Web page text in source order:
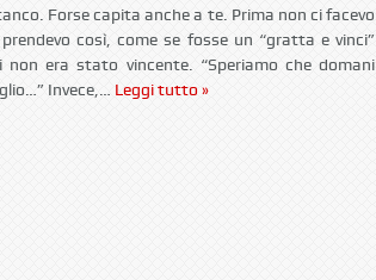
Forse capita anche a te. Prima non ci facevo
così, come se fosse un “gratta e vinci”
non era stato vincente. “Speriamo che domani
Invece,… Leggi tutto »